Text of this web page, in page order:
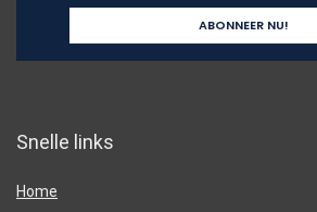
Snelle links
Home